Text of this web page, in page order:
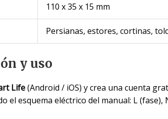
110 x 35 x 15 mm
Persianas, estores, cortinas,
y uso
Life(Android / iOS) y crea una cuenta
el esquema eléctrico del manual: L (fase),